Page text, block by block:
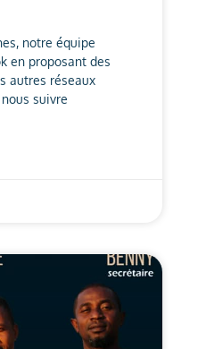
notre équipe
en proposant des
autres réseaux
suivre